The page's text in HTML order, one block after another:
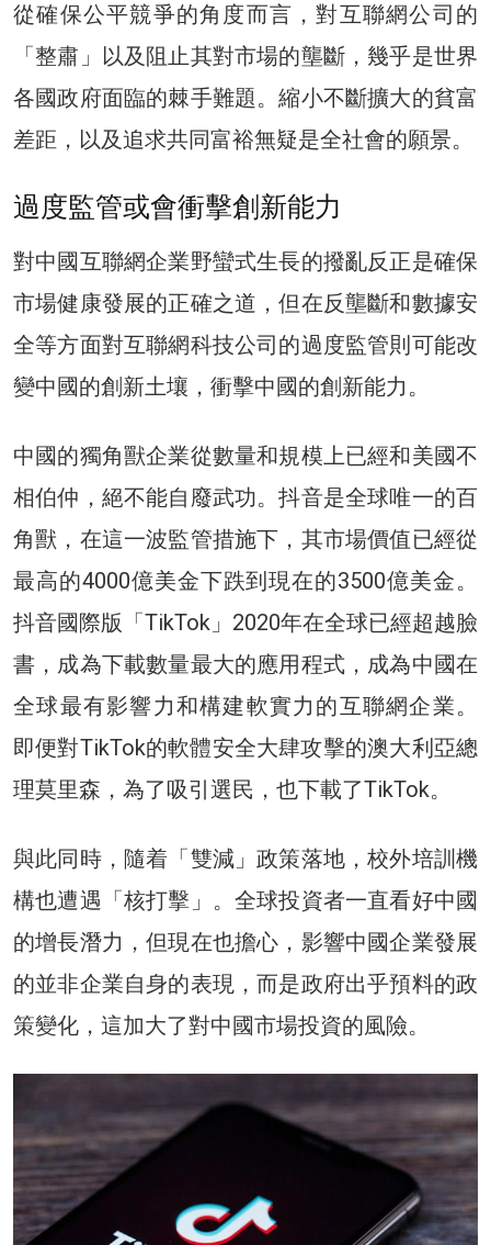
從確保公平競爭的角度而言，對互聯網公司的
「整肅」以及阻止其對市場的壟斷，幾乎是世界
各國政府面臨的棘手難題。縮小不斷擴大的貧富
差距，以及追求共同富裕無疑是全社會的願景。
過度監管或會衝擊創新能力
對中國互聯網企業野蠻式生長的撥亂反正是確保
市場健康發展的正確之道，但在反壟斷和數據安
全等方面對互聯網科技公司的過度監管則可能改
變中國的創新土壤，衝擊中國的創新能力。
中國的獨角獸企業從數量和規模上已經和美國不
相伯仲，絕不能自廢武功。抖音是全球唯一的百
角獸，在這一波監管措施下，其市場價值已經從
最高的4000億美金下跌到現在的3500億美金。
抖音國際版「TikTok」2020年在全球已經超越臉
書，成為下載數量最大的應用程式，成為中國在
全球最有影響力和構建軟實力的互聯網企業。
即便對TikTok的軟體安全大肆攻擊的澳大利亞總
理莫里森，為了吸引選民，也下載了TikTok。
與此同時，隨着「雙減」政策落地，校外培訓機
構也遭遇「核打擊」。全球投資者一直看好中國
的增長潛力，但現在也擔心，影響中國企業發展
的並非企業自身的表現，而是政府出乎預料的政
策變化，這加大了對中國市場投資的風險。